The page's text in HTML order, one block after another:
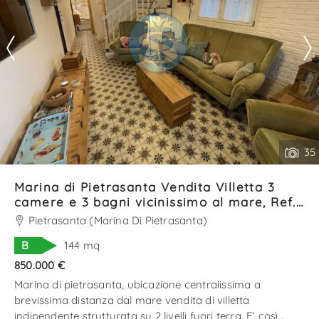
35
Marina di Pietrasanta Vendita Villetta 3
camere e 3 bagni vicinissimo al mare, Ref.
SV01395LV
Pietrasanta (Marina Di Pietrasanta)
B
144 mq
850.000 €
Marina di pietrasanta, ubicazione centralissima a
brevissima distanza dal mare vendita di villetta
indipendente strutturata su 2 livelli fuori terra. E’ così